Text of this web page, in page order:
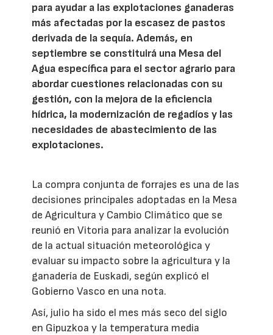
para ayudar a las explotaciones ganaderas
más afectadas por la escasez de pastos
derivada de la sequía. Además, en
septiembre se constituirá una Mesa del
Agua específica para el sector agrario para
abordar cuestiones relacionadas con su
gestión, con la mejora de la eficiencia
hídrica, la modernización de regadíos y las
necesidades de abastecimiento de las
explotaciones.
La compra conjunta de forrajes es una de las
decisiones principales adoptadas en la Mesa
de Agricultura y Cambio Climático que se
reunió en Vitoria para analizar la evolución
de la actual situación meteorológica y
evaluar su impacto sobre la agricultura y la
ganadería de Euskadi, según explicó el
Gobierno Vasco en una nota.
Así, julio ha sido el mes más seco del siglo
en Gipuzkoa y la temperatura media